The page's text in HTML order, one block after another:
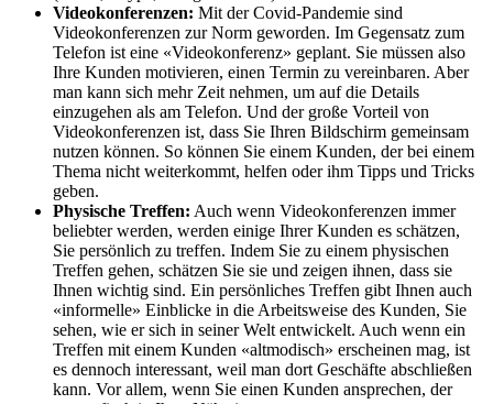
Videokonferenzen: Mit der Covid-Pandemie sind
Videokonferenzen zur Norm geworden. Im Gegensatz zum
Telefon ist eine «Videokonferenz» geplant. Sie müssen also
Ihre Kunden motivieren, einen Termin zu vereinbaren. Aber
man kann sich mehr Zeit nehmen, um auf die Details
einzugehen als am Telefon. Und der große Vorteil von
Videokonferenzen ist, dass Sie Ihren Bildschirm gemeinsam
nutzen können. So können Sie einem Kunden, der bei einem
Thema nicht weiterkommt, helfen oder ihm Tipps und Tricks
geben.
Physische Treffen: Auch wenn Videokonferenzen immer
beliebter werden, werden einige Ihrer Kunden es schätzen,
Sie persönlich zu treffen. Indem Sie zu einem physischen
Treffen gehen, schätzen Sie sie und zeigen ihnen, dass sie
Ihnen wichtig sind. Ein persönliches Treffen gibt Ihnen auch
«informelle» Einblicke in die Arbeitsweise des Kunden, Sie
sehen, wie er sich in seiner Welt entwickelt. Auch wenn ein
Treffen mit einem Kunden «altmodisch» erscheinen mag, ist
es dennoch interessant, weil man dort Geschäfte abschließen
kann. Vor allem, wenn Sie einen Kunden ansprechen, der